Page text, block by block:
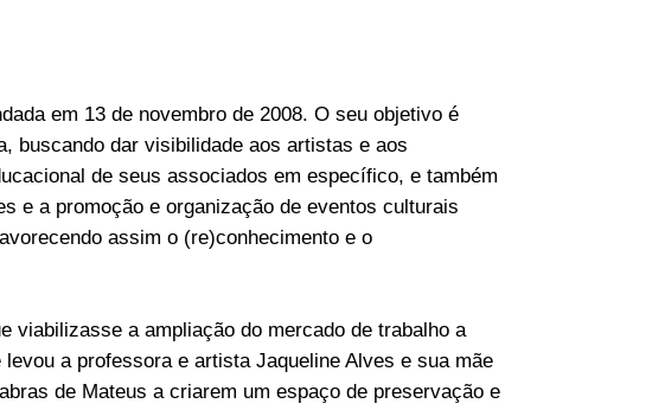
em 13 de novembro de 2008. O seu objetivo é
buscando dar visibilidade aos artistas e aos
de seus associados em específico, e também
e a promoção e organização de eventos culturais
assim o (re)conhecimento e o
viabilizasse a ampliação do mercado de trabalho a
a professora e artista Jaqueline Alves e sua mãe
de Mateus a criarem um espaço de preservação e